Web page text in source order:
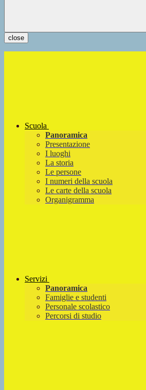
close
Scuola
Panoramica
Presentazione
I luoghi
La storia
Le persone
I numeri della scuola
Le carte della scuola
Organigramma
Servizi
Panoramica
Famiglie e studenti
Personale scolastico
Percorsi di studio